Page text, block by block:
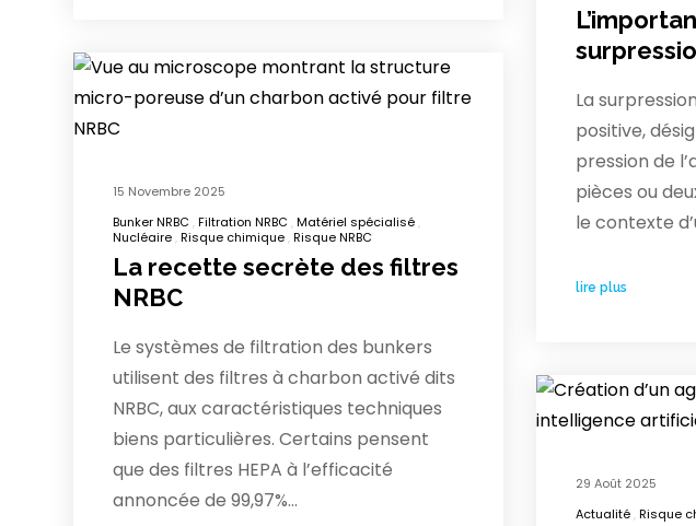
La
positive,
pression de
pièces ou
le contexte
lire plus
15 Novembre 2025
Bunker NRBC Filtration NRBC Matériel spécialisé
Nucléaire Risque chimique Risque NRBC
La recette secrète des filtres
NRBC
Le systèmes de filtration des bunkers
utilisent des filtres à charbon activé dits
NRBC, aux caractéristiques techniques
biens particulières. Certains pensent
que des filtres HEPA à l’efficacité
annoncée de 99,97%…
29 Août 2025
Actualité Risque